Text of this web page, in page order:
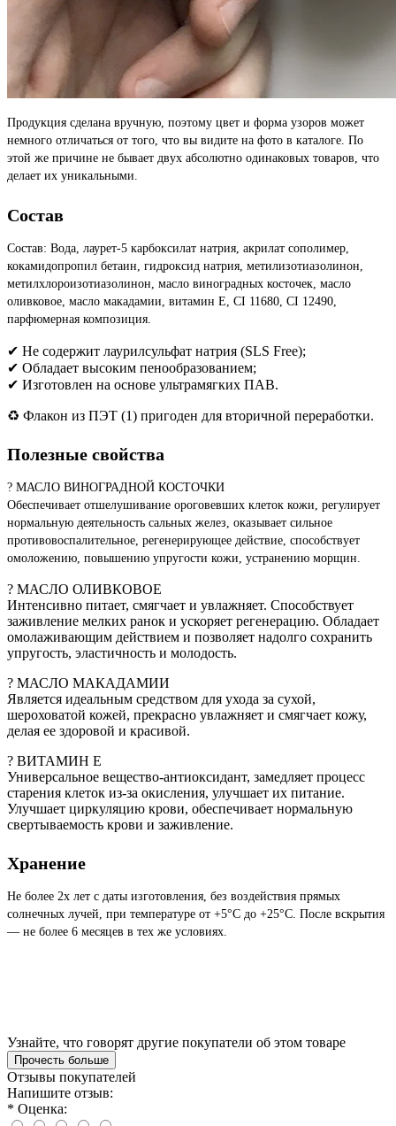
Продукция сделана вручную, поэтому цвет и форма узоров может
немного отличаться от того, что вы видите на фото в каталоге. По
этой же причине не бывает двух абсолютно одинаковых товаров, что
делает их уникальными.
Состав
Состав: Вода, лаурет-5 карбоксилат натрия, акрилат сополимер,
кокамидопропил бетаин, гидроксид натрия, метилизотиазолинон,
метилхлороизотиазолинон, масло виноградных косточек, масло
оливковое, масло макадамии, витамин Е, CI 11680, CI 12490,
парфюмерная композиция.
✔ Не содержит лаурилсульфат натрия (SLS Free);
✔ Обладает высоким пенообразованием;
✔ Изготовлен на основе ультрамягких ПАВ.
♻️ Флакон из ПЭТ (1) пригоден для вторичной переработки.
Полезные свойства
? МАСЛО ВИНОГРАДНОЙ КОСТОЧКИ
Обеспечивает отшелушивание ороговевших клеток кожи, регулирует
нормальную деятельность сальных желез, оказывает сильное
противовоспалительное, регенерирующее действие, способствует
омоложению, повышению упругости кожи, устранению морщин.
? МАСЛО ОЛИВКОВОЕ
Интенсивно питает, смягчает и увлажняет. Способствует
заживление мелких ранок и ускоряет регенерацию. Обладает
омолаживающим действием и позволяет надолго сохранить
упругость, эластичность и молодость.
? МАСЛО МАКАДАМИИ
Является идеальным средством для ухода за сухой,
шероховатой кожей, прекрасно увлажняет и смягчает кожу,
делая ее здоровой и красивой.
? ВИТАМИН Е
Универсальное вещество-антиоксидант, замедляет процесс
старения клеток из-за окисления, улучшает их питание.
Улучшает циркуляцию крови, обеспечивает нормальную
свертываемость крови и заживление.
Хранение
Не более 2х лет с даты изготовления, без воздействия прямых
солнечных лучей, при температуре от +5°С до +25°С. После вскрытия
— не более 6 месяцев в тех же условиях.
Узнайте, что говорят другие покупатели об этом товаре
Прочесть больше
Отзывы покупателей
Напишите отзыв:
* Оценка: